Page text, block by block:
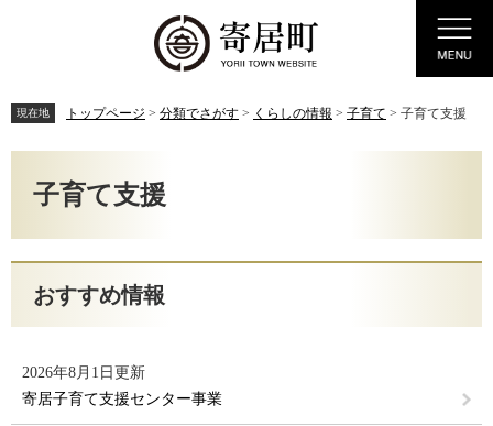
先
頭
で
を
飛
ば
文
へ
現在地 トップページ > 分類でさがす > くらしの情報 > 子育て > 子育て支援
子育て支援
おすすめ情報
2026年8月1日更新
寄居子育て支援センター事業